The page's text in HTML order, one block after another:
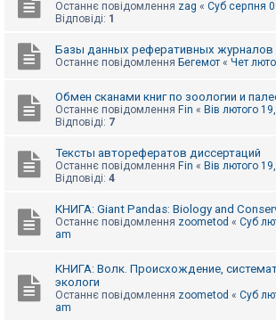
Останнє повідомлення zag « Суб серпня
Відповіді: 1
Базы данных реферативных журналов
Останнє повідомлення Бегемот « Чет
Обмен сканами книг по зоологии и
Останнє повідомлення Fin « Вів лютого
Відповіді: 7
Тексты авторефератов диссертаций
Останнє повідомлення Fin « Вів лютого
Відповіді: 4
КНИГА: Giant Pandas: Biology and
Останнє повідомлення zoometod « Суб
am
КНИГА: Волк. Происхождение,
экологи
Останнє повідомлення zoometod « Суб
am